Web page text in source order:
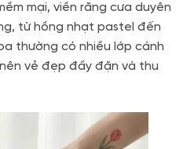
mại, viền răng cưa duyên
từ hồng nhạt pastel đến
thường có nhiều lớp cánh
vẻ đẹp đầy đặn và thu